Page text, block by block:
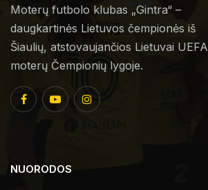
Moterų futbolo klubas „Gintra“ –
daugkartinės Lietuvos čempionės iš
Šiaulių, atstovaujančios Lietuvai UEFA
moterų Čempionių lygoje.
NUORODOS